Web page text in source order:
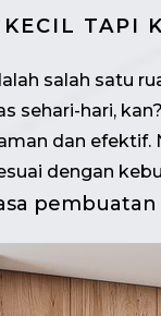
TAPI
salah satu
sehari-hari,
dan
dengan